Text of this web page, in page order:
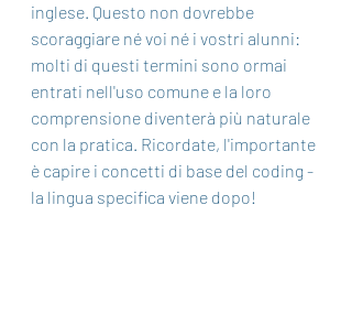
inglese. Questo non dovrebbe
scoraggiare né voi né i vostri alunni:
molti di questi termini sono ormai
entrati nell'uso comune e la loro
comprensione diventerà più naturale
con la pratica. Ricordate, l'importante
è capire i concetti di base del coding -
la lingua specifica viene dopo!